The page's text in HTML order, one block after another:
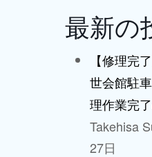
最新の
【修理完
世会館駐
理作業完
Takehisa
27日